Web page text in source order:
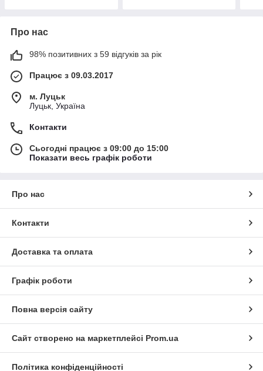
Про нас
98% позитивних з 59 відгуків за рік
Працює з 09.03.2017
м. Луцьк
Луцьк, Україна
Контакти
Сьогодні працює з 09:00 до 15:00
Показати весь графік роботи
Про нас
Контакти
Доставка та оплата
Графік роботи
Повна версія сайту
Сайт створено на маркетплейсі Prom.ua
Політика конфіденційності